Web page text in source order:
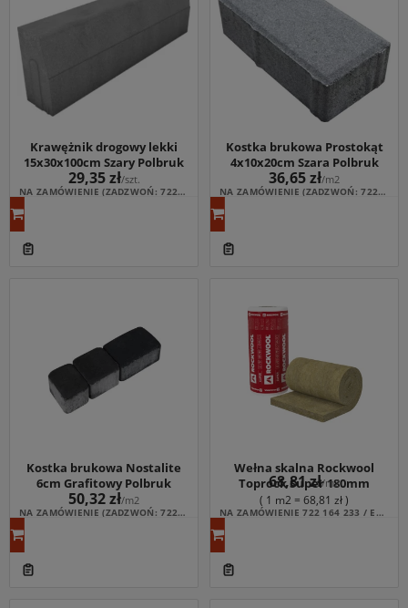
Krawężnik drogowy lekki
15x30x100cm Szary Polbruk
NA ZAMÓWIENIE (ZADZWOŃ: 722 164 233; WYCENA: ESKLEP@NOMEXMB.PL)
29,35 zł/szt.
Kostka brukowa Prostokąt
4x10x20cm Szara Polbruk
NA ZAMÓWIENIE (ZADZWOŃ: 722 164 233; WYCENA: ESKLEP@NOMEXMB.PL)
36,65 zł/m2
Kostka brukowa Nostalite
6cm Grafitowy Polbruk
NA ZAMÓWIENIE (ZADZWOŃ: 722 164 233; WYCENA: ESKLEP@NOMEXMB.PL)
50,32 zł/m2
Wełna skalna Rockwool
Toprock Super 180mm
NA ZAMÓWIENIE 722 164 233 / ESKLEP@NOMEXMB.PL
68,81 zł/m2
( 1 m2 = 68,81 zł )